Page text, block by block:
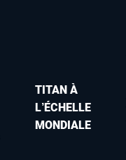
TITAN À
L’ÉCHELLE
MONDIALE